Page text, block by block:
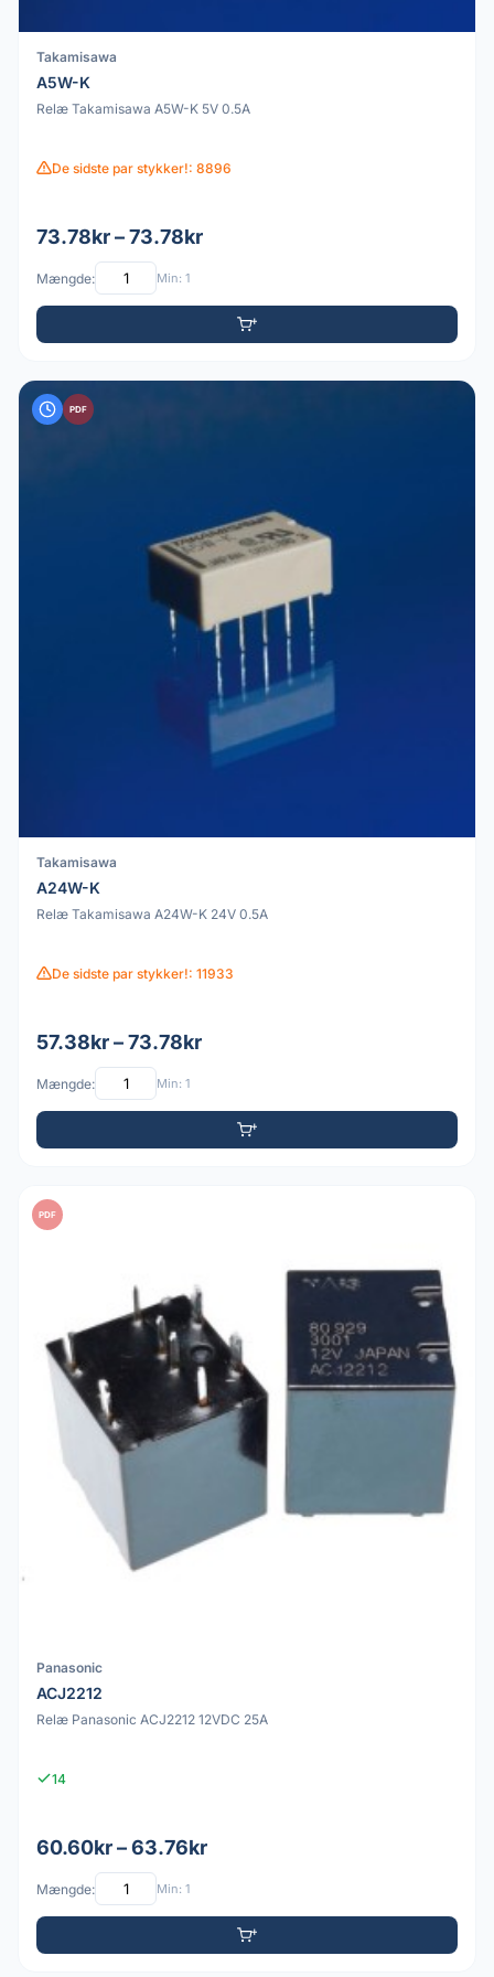
Takamisawa
A5W-K
Relæ Takamisawa A5W-K 5V 0.5A
De sidste par stykker!: 8896
73.78kr – 73.78kr
Mængde: Min: 1
PDF
Takamisawa
A24W-K
Relæ Takamisawa A24W-K 24V 0.5A
De sidste par stykker!: 11933
57.38kr – 73.78kr
Mængde: Min: 1
PDF
Panasonic
ACJ2212
Relæ Panasonic ACJ2212 12VDC 25A
14
60.60kr – 63.76kr
Mængde: Min: 1